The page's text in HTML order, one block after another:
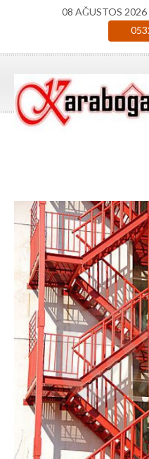
08 AĞUSTOS